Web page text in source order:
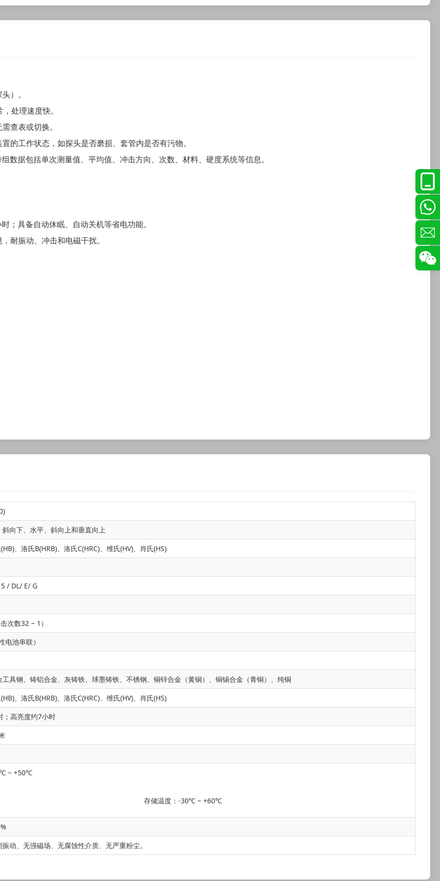
）。
处理速度快。
查表或切换。
的工作状态，如探头是否磨损、套管内是否有污物。
数据包括单次测量值、平均值、冲击方向、次数、材料、硬度系统等信息。
；具备自动休眠、自动关机等省电功能。
耐振动、冲击和电磁干扰。
向下、水平、斜向上和垂直向上
、洛氏B(HRB)、洛氏C(HRC)、维氏(HV)、肖氏(HS)
/ DL/ E/ G
次数32 ~ 1）
电池串联）
具钢、铸铝合金、灰铸铁、球墨铸铁、不锈钢、铜锌合金（黄铜）、铜锡合金（青铜）、纯铜
、洛氏B(HRB)、洛氏C(HRC)、维氏(HV)、肖氏(HS)
；高亮度约7小时
~ +50℃
存储温度：-30℃ ~ +60℃
动、无强磁场、无腐蚀性介质、无严重粉尘。